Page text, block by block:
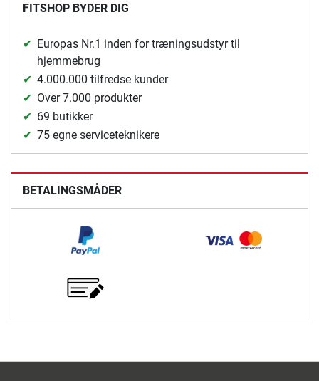
FITSHOP BYDER DIG
Europas Nr.1 inden for træningsudstyr til
hjemmebrug
4.000.000 tilfredse kunder
Over 7.000 produkter
69 butikker
75 egne serviceteknikere
BETALINGSMÅDER